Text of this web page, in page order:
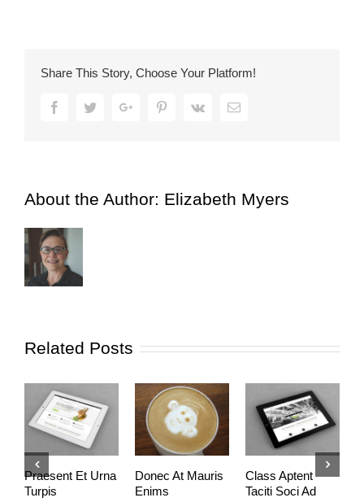
Share This Story, Choose Your Platform!
FacebookTwitterGoogle+ PinterestVk Email
About the Author: Elizabeth Myers
Related Posts
Praesent Et Urna
Turpis
Donec At Mauris
Enims
Class Aptent
Taciti Soci Ad